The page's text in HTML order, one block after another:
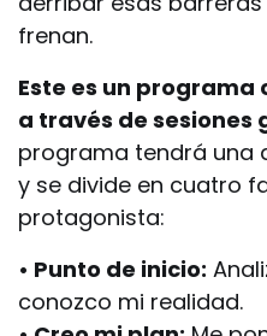
frenan.
Este es un
a través de sesiones
programa tendrá una
y se divide en cuatro
protagonista:
• Punto de inicio:​
conozco mi realidad.